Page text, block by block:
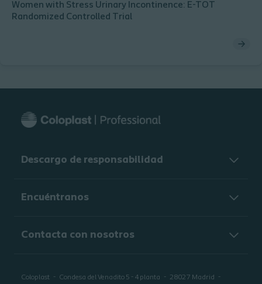
Women with Stress Urinary Incontinence: E-TOT
Randomized Controlled Trial
Descargo de responsabilidad
Encuéntranos
Contacta con nosotros
Coloplast Condesa del Venadito 5 - 4 planta 28027 Madrid